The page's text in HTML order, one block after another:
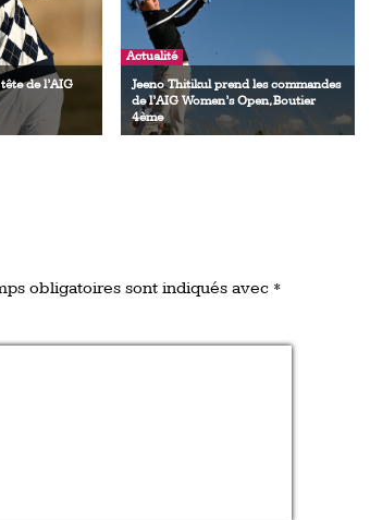
de l’AIG
Actualité
Jeeno Thitikul prend les commandes
de l’AIG Women’s Open, Boutier
4ème
obligatoires sont indiqués avec *